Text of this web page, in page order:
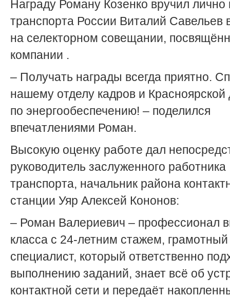
Награду Роману Козенко вручил лично
транспорта России Виталий Савельев
на селекторном совещании,
компании .
– Получать награды всегда приятно.
нашему отделу кадров и Красноярской
по энергообеспечению! – поделился
впечатлениями Роман.
Высокую оценку работе дал
руководитель заслуженного работника
транспорта, начальник района
станции Уяр Алексей Кононов:
– Роман Валериевич – профессионал
класса с 24-летним стажем, грамотный
специалист, который ответственно
выполнению заданий, знает всё об
контактной сети и передаёт